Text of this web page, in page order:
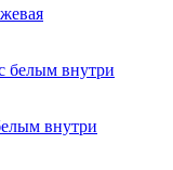
внутри